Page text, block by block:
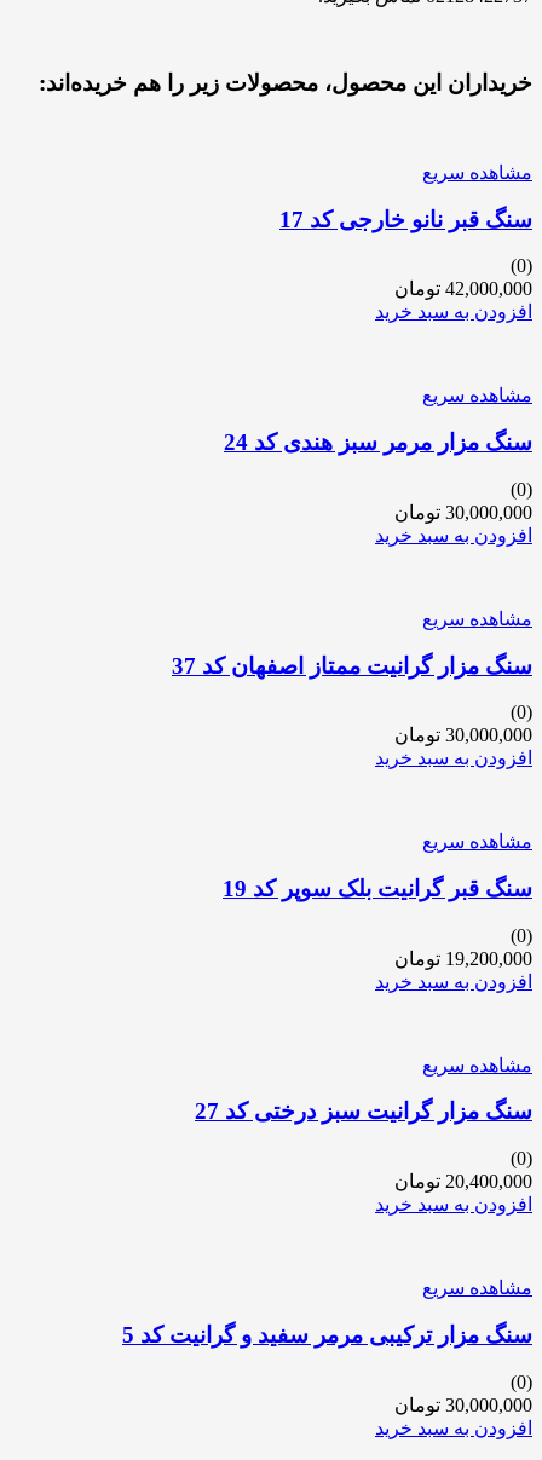
خریداران این محصول، محصولات زیر را هم خریده‌اند:
مشاهده سریع
سنگ قبر نانو خارجی کد 17
(0)
42,000,000 تومان
افزودن به سبد خرید
مشاهده سریع
سنگ مزار مرمر سبز هندی کد 24
(0)
30,000,000 تومان
افزودن به سبد خرید
مشاهده سریع
سنگ مزار گرانیت ممتاز اصفهان کد 37
(0)
30,000,000 تومان
افزودن به سبد خرید
مشاهده سریع
سنگ قبر گرانیت بلک سوپر کد 19
(0)
19,200,000 تومان
افزودن به سبد خرید
مشاهده سریع
سنگ مزار گرانیت سبز درختی کد 27
(0)
20,400,000 تومان
افزودن به سبد خرید
مشاهده سریع
سنگ مزار ترکیبی مرمر سفید و گرانیت کد 5
(0)
30,000,000 تومان
افزودن به سبد خرید